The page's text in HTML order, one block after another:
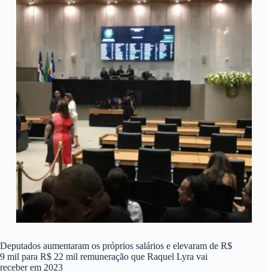
Deputados aumentaram os próprios salários e elevaram de R$
9 mil para R$ 22 mil remuneração que Raquel Lyra vai
receber em 2023